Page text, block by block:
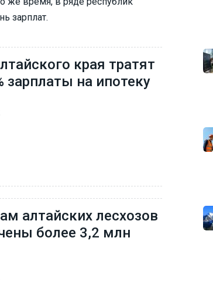
зарплат.
края тратят
зарплаты на ипотеку
алтайских лесхозов
более 3,2 млн